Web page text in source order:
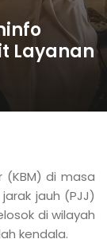
Layanan
di masa
jauh (PJJ)
di wilayah
kendala.